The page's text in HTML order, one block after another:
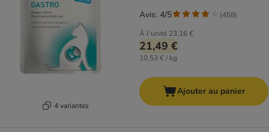
4 variantes
À l'unité 23,16 €
21,49 €
10,53 € / kg
Avis: 4/5 (458)
Ajouter au panier